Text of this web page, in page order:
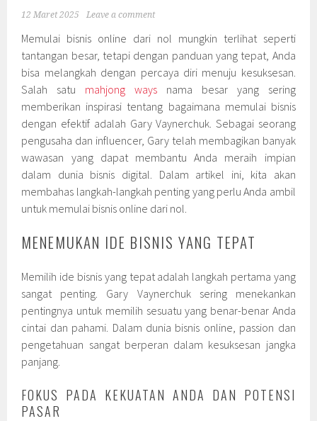
12 Maret 2025 Leave a comment
Memulai bisnis online dari nol mungkin terlihat seperti
tantangan besar, tetapi dengan panduan yang tepat, Anda
bisa melangkah dengan percaya diri menuju kesuksesan.
Salah satu mahjong ways nama besar yang sering
memberikan inspirasi tentang bagaimana memulai bisnis
dengan efektif adalah Gary Vaynerchuk. Sebagai seorang
pengusaha dan influencer, Gary telah membagikan banyak
wawasan yang dapat membantu Anda meraih impian
dalam dunia bisnis digital. Dalam artikel ini, kita akan
membahas langkah-langkah penting yang perlu Anda ambil
untuk memulai bisnis online dari nol.
MENEMUKAN IDE BISNIS YANG TEPAT
Memilih ide bisnis yang tepat adalah langkah pertama yang
sangat penting. Gary Vaynerchuk sering menekankan
pentingnya untuk memilih sesuatu yang benar-benar Anda
cintai dan pahami. Dalam dunia bisnis online, passion dan
pengetahuan sangat berperan dalam kesuksesan jangka
panjang.
FOKUS PADA KEKUATAN ANDA DAN POTENSI
PASAR